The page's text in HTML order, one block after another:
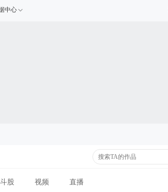
中心
斗股 视频 直播